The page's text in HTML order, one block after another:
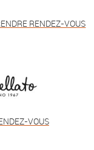
RENDEZ-VOUS
VOUS